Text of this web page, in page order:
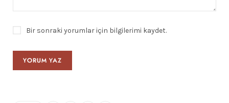
Bir sonraki yorumlar için bilgilerimi kaydet.